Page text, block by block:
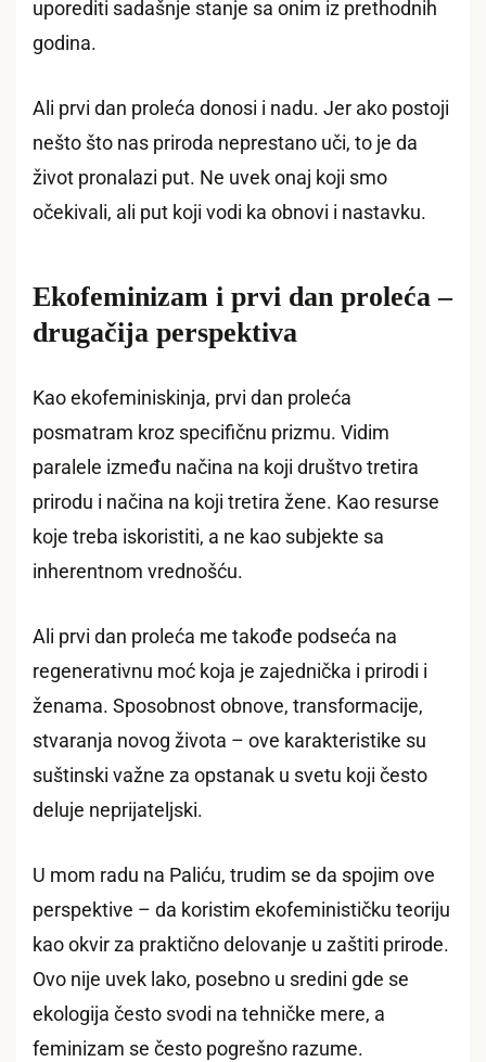
uporediti sadašnje stanje sa onim iz prethodnih
godina.
Ali prvi dan proleća donosi i nadu. Jer ako postoji
nešto što nas priroda neprestano uči, to je da
život pronalazi put. Ne uvek onaj koji smo
očekivali, ali put koji vodi ka obnovi i nastavku.
Ekofeminizam i prvi dan proleća –
drugačija perspektiva
Kao ekofeminiskinja, prvi dan proleća
posmatram kroz specifičnu prizmu. Vidim
paralele između načina na koji društvo tretira
prirodu i načina na koji tretira žene. Kao resurse
koje treba iskoristiti, a ne kao subjekte sa
inherentnom vrednošću.
Ali prvi dan proleća me takođe podseća na
regenerativnu moć koja je zajednička i prirodi i
ženama. Sposobnost obnove, transformacije,
stvaranja novog života – ove karakteristike su
suštinski važne za opstanak u svetu koji često
deluje neprijateljski.
U mom radu na Paliću, trudim se da spojim ove
perspektive – da koristim ekofeminističku teoriju
kao okvir za praktično delovanje u zaštiti prirode.
Ovo nije uvek lako, posebno u sredini gde se
ekologija često svodi na tehničke mere, a
feminizam se često pogrešno razume.